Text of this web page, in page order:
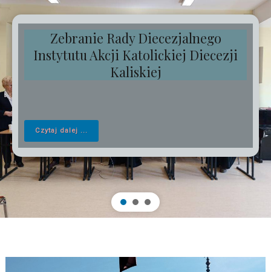
WIELKANOC' 2026
CHRYSTUS ZMARTWYCHWSTAŁ!
Czytaj dalej ...